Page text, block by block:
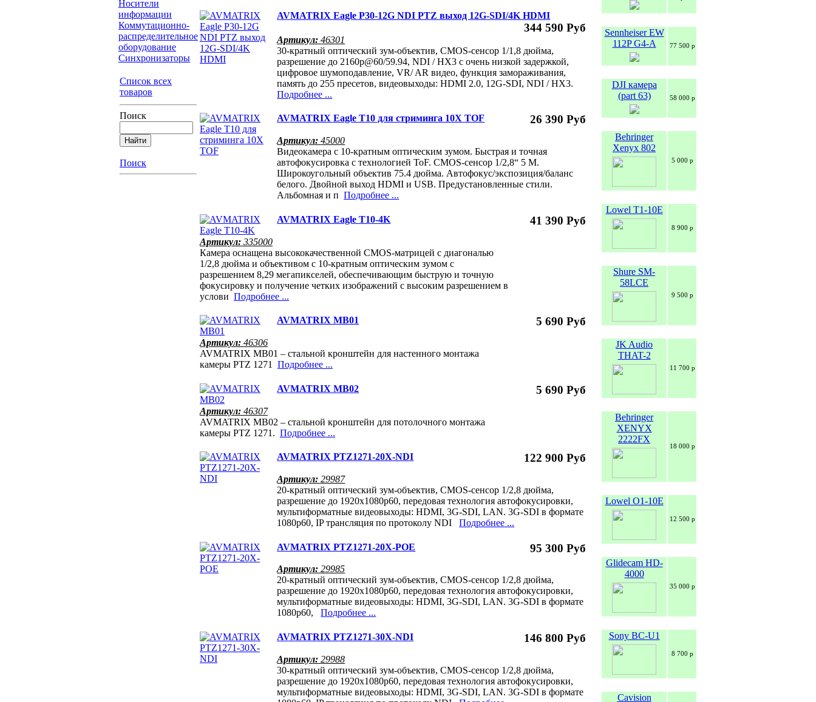
Носители
информации
Коммутационно-
распределительное
оборудование
Синхронизаторы
Список всех
товаров
Поиск
Поиск
AVMATRIX Eagle P30-12G NDI PTZ выход 12G-SDI/4K HDMI
344 590 Руб
Артикул:46301
30-кратный оптический зум-объектив, CMOS-сенсор 1/1,8 дюйма,
разрешение до 2160р@60/59.94, NDI / HX3 с очень низкой задержкой,
цифровое шумоподавление, VR/ AR видео, функция замораживания,
память до 255 пресетов, видеовыходы: HDMI 2.0, 12G-SDI, NDI / HX3.
Подробнее ...
AVMATRIX Eagle T10 для стриминга 10X TOF 26 390 Руб
Артикул:45000
Видеокамера с 10-кратным оптическим зумом. Быстрая и точная
автофокусировка с технологией ToF. CMOS-сенсор 1/2,8“ 5 М.
Широкоугольный объектив 75.4 дюйма. Автофокус/экспозиция/баланс
белого. Двойной выход HDMI и USB. Предустановленные стили.
Альбомная и пПодробнее ...
AVMATRIX Eagle T10-4K 41 390 Руб
Артикул: 335000
Камера оснащена высококачественной CMOS-матрицей с диагональю
1/2,8 дюйма и объективом с 10-кратным оптическим зумом с
разрешением 8,29 мегапикселей, обеспечивающим быструю и точную
фокусировку и получение четких изображений с высоким разрешением в
услови Подробнее ...
AVMATRIX MB01 5 690 Руб
Артикул: 46306
AVMATRIX MB01 – стальной кронштейн для настенного монтажа
камеры PTZ 1271 Подробнее ...
AVMATRIX MB02 5 690 Руб
Артикул: 46307
AVMATRIX MB02 – стальной кронштейн для потолочного монтажа
камеры PTZ 1271. Подробнее ...
AVMATRIX PTZ1271-20X-NDI 122 900 Руб
Артикул:29987
20-кратный оптический зум-объектив, CMOS-сенсор 1/2,8 дюйма,
разрешение до 1920x1080р60, передовая технология автофокусировки,
мультиформатные видеовыходы: HDMI, 3G-SDI, LAN. 3G-SDI в формате
1080p60, IP трансляция по протоколу NDIПодробнее ...
AVMATRIX PTZ1271-20X-POE 95 300 Руб
Артикул:29985
20-кратный оптический зум-объектив, CMOS-сенсор 1/2,8 дюйма,
разрешение до 1920x1080р60, передовая технология автофокусировки,
мультиформатные видеовыходы: HDMI, 3G-SDI, LAN. 3G-SDI в формате
1080p60,Подробнее ...
AVMATRIX PTZ1271-30X-NDI 146 800 Руб
Артикул:29988
30-кратный оптический зум-объектив, CMOS-сенсор 1/2,8 дюйма,
разрешение до 1920x1080р60, передовая технология автофокусировки,
мультиформатные видеовыходы: HDMI, 3G-SDI, LAN. 3G-SDI в формате
Sennheiser EW
112P G4-A
77 500 р
DJI камера
(part 63)
58 000 р
Behringer
Xenyx 802
5 000 р
Lowel T1-10E
8 900 р
Shure SM-
58LCE
9 500 р
JK Audio
THAT-2
11 700 р
Behringer
XENYX
2222FX
18 000 р
Lowel O1-10E
12 500 р
Glidecam HD-
4000
35 000 р
Sony BC-U1
8 700 р
Cavision